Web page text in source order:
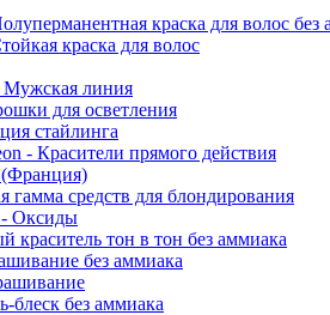
краска для волос без
краска для волос
Мужская линия
для осветления
стайлинга
- Красители прямого действия
(Франция)
гамма средств для блондирования
- Оксиды
краситель тон в тон без аммиака
без аммиака
блеск без аммиака